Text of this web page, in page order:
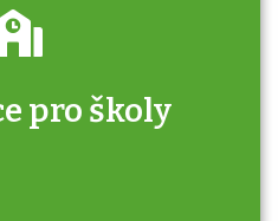
pro školy
ke zkoušce a kde